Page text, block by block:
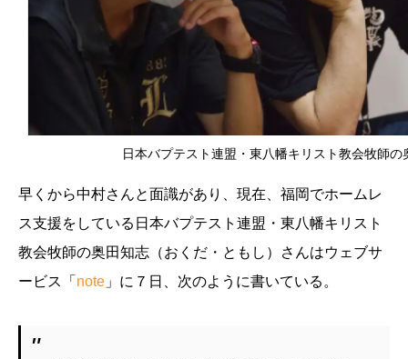
日本バプテスト連盟・東八幡キリスト教会牧師の
早くから中村さんと面識があり、現在、福岡でホームレ
ス支援をしている日本バプテスト連盟・東八幡キリスト
教会牧師の奥田知志（おくだ・ともし）さんはウェブサ
ービス「 note 」に７日、次のように書いている。